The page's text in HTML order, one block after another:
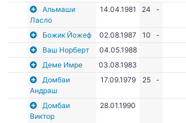
Альмаши
Ласло
14.04.1981 24 -
Божик Йожеф 02.08.1987 10
-
Ваш Норберт
04.05.1988
Деме Имре
03.08.1983
Домбаи
Андраш
17.09.1979 25 -
Домбаи
Виктор
28.01.1990